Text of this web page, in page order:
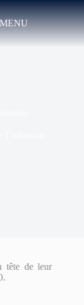
MENU
tête de leur